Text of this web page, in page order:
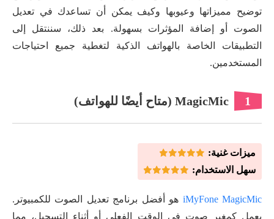
توضيح مميزاتها وعيوبها وكيف يمكن أن تساعدك في تعديل
الصوت أو إضافة المؤثرات بسهولة. بعد ذلك، سننتقل إلى
التطبيقات الخاصة بالهواتف الذكية لتغطية جميع احتياجات
المستخدمين.
1 MagicMic (متاح أيضًا للهواتف)
ميزات غنية:
سهل الاستخدام:
iMyFone MagicMic هو أفضل برنامج تعديل الصوت للكمبيوتر.
يعمل كمغير صوت في الوقت الفعلي أو أثناء التسجيل، مما